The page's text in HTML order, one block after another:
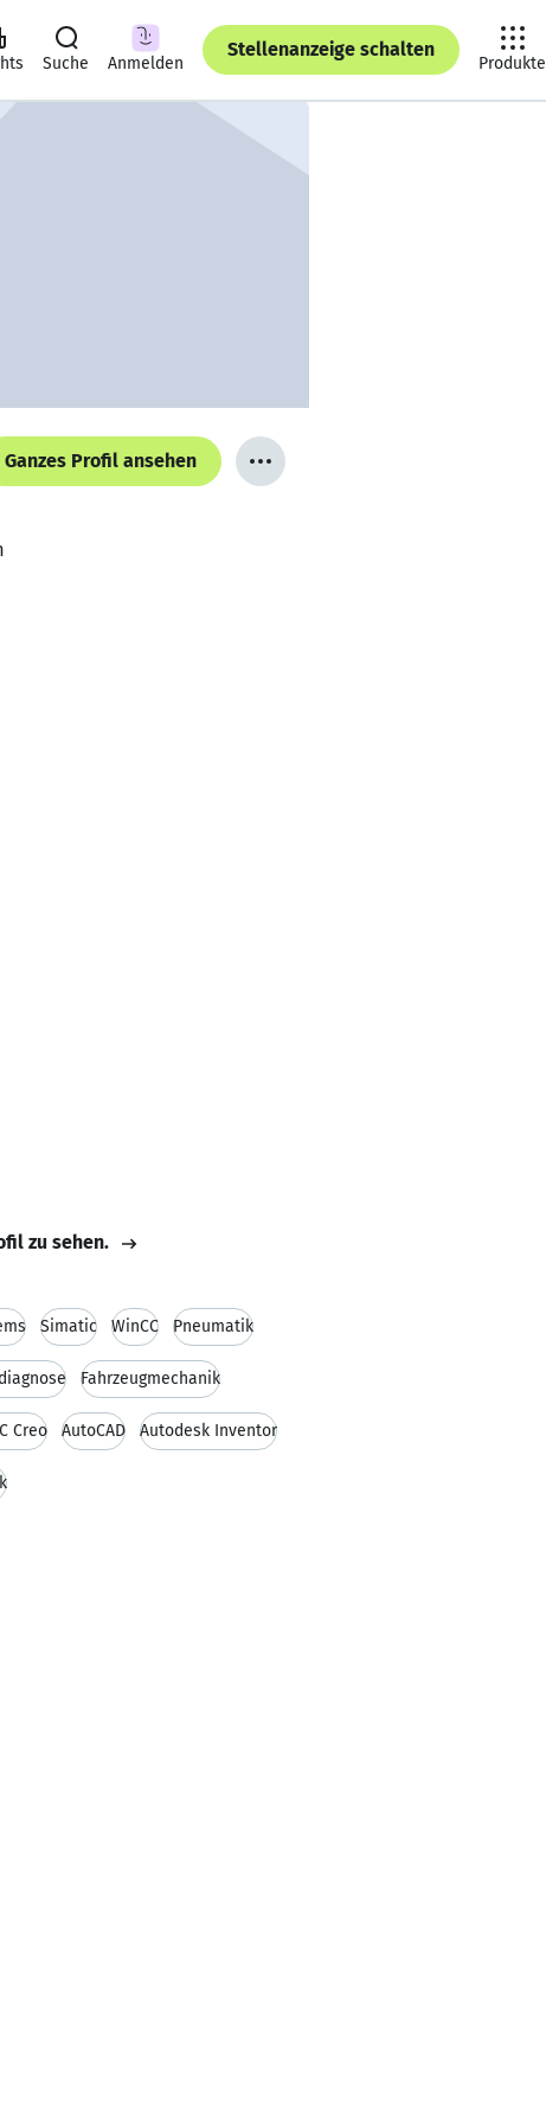
Suche Anmelden
Stellenanzeige schalten
Produkte
Ganzes Profil ansehen
zu sehen.
Simatic WinCC Pneumatik
Fahrzeugmechanik
Creo AutoCAD Autodesk Inventor